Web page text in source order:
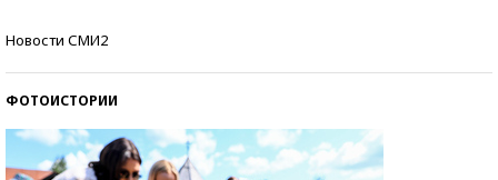
Новости СМИ2
ФОТОИСТОРИИ